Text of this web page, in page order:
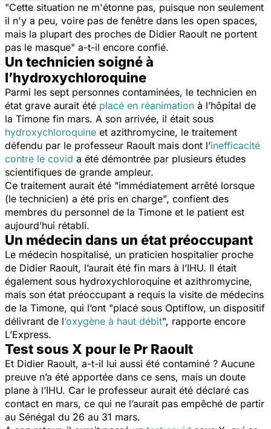
"Cette situation ne m'étonne pas, puisque non seulement
il n'y a peu, voire pas de fenêtre dans les open spaces,
mais la plupart des proches de Didier Raoult ne portent
pas le masque" a-t-il encore confié.
Un technicien soigné à
l’hydroxychloroquine
Parmi les sept personnes contaminées, le technicien en
état grave aurait été placé en réanimation à l’hôpital de
la Timone fin mars. A son arrivée, il était sous
hydroxychloroquine et azithromycine, le traitement
défendu par le professeur Raoult mais dont l’inefficacité
contre le covid a été démontrée par plusieurs études
scientifiques de grande ampleur.
Ce traitement aurait été "immédiatement arrêté lorsque
(le technicien) a été pris en charge", confient des
membres du personnel de la Timone et le patient est
aujourd’hui rétabli.
Un médecin dans un état préoccupant
Le médecin hospitalisé, un praticien hospitalier proche
de Didier Raoult, l’aurait été fin mars à l’IHU. Il était
également sous hydroxychloroquine et azithromycine,
mais son état préoccupant a requis la visite de médecins
de la Timone, qui l’ont "placé sous Optiflow, un dispositif
délivrant de l’oxygène à haut débit", rapporte encore
L’Express.
Test sous X pour le Pr Raoult
Et Didier Raoult, a-t-il lui aussi été contaminé ? Aucune
preuve n’a été apportée dans ce sens, mais un doute
plane à l’IHU. Car le professeur aurait été déclaré cas
contact en mars, ce qui ne l’aurait pas empêché de partir
au Sénégal du 26 au 31 mars.